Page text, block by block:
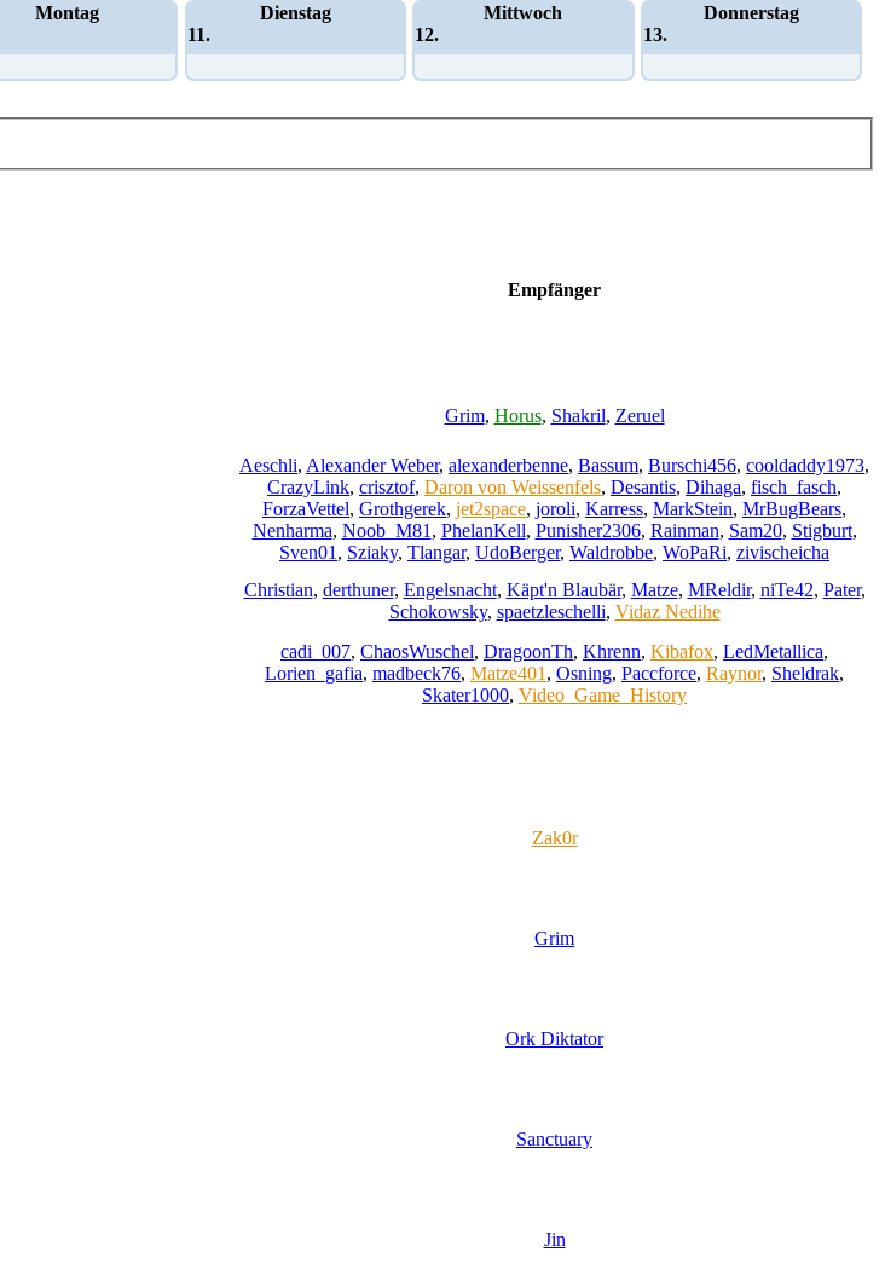
Montag
Dienstag
11.
Mittwoch
12.
Donnerstag
13.
Empfänger
Grim, Horus, Shakril, Zeruel
Aeschli, Alexander Weber, alexanderbenne, Bassum, Burschi456, cooldaddy1973,
CrazyLink, crisztof, Daron von Weissenfels, Desantis, Dihaga, fisch_fasch,
ForzaVettel, Grothgerek, jet2space, joroli, Karress, MarkStein, MrBugBears,
Nenharma, Noob_M81 , PhelanKell, Punisher2306, Rainman, Sam20, Stigburt,
Sven01 , Sziaky, Tlangar, UdoBerger, Waldrobbe, WoPaRi, zivischeicha
Christian, derthuner, Engelsnacht, Käpt'n Blaubär, Matze, MReldir, niTe42, Pater,
Schokowsky, spaetzleschelli, Vidaz Nedihe
cadi_007, ChaosWuschel, DragoonTh, Khrenn, Kibafox, LedMetallica,
Lorien_gafia, madbeck76, Matze401 , Osning, Paccforce, Raynor, Sheldrak,
Skater1000, Video_Game_History
Zak0r
Grim
Ork Diktator
Sanctuary
Jin